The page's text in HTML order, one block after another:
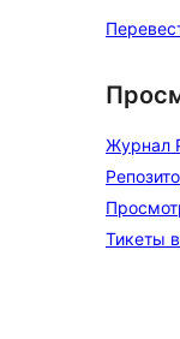
Журнал
Тикеты